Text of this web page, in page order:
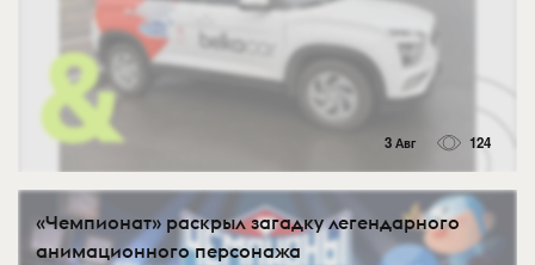
3 Авг 124
«Чемпионат» раскрыл загадку легендарного
анимационного персонажа